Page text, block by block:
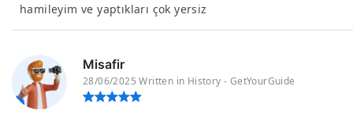
hamileyim ve yaptıkları çok yersiz
Misafir
28/06/2025 Written in History - GetYourGuide